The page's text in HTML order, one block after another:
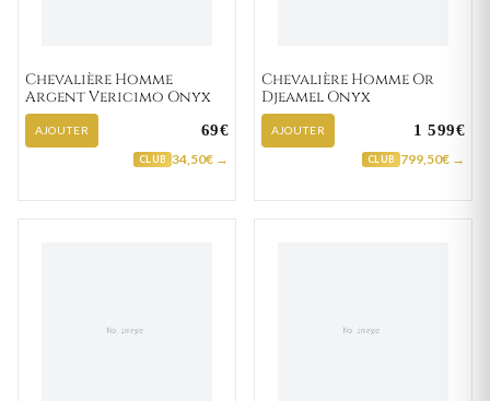
Chevalière Homme
Argent Vericimo Onyx
AJOUTER 69€
CLUB 34,50€ →
Chevalière Homme Or
Djeamel Onyx
AJOUTER 1 599€
CLUB 799,50€ →